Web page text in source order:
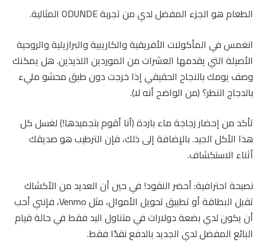
الطعام هو الجزء المفضل لدي من تجربة ODUNDE المثالية.
انغمس في المأكولات الأفريقية والكاريبية والبرازيلية والروحية
الأصيلة التي يقدمها العشرات من الموردين اللذيذين. هل يمكنك
وصف يومك بالنجاح الحقيقي إذا خرجت دون طبق محشو مليء
بالدجاج النطر؟ (من الواضح أنه لا).
تأكد من إحضار زجاجة ماء باردة (أنا أقوم بتجميدها!) لغسل كل
هذا الأكل الجيد. بالإضافة إلى ذلك، فإن الترطيب هو صديقك
أثناء الاستكشاف.
نصيحة احترافية: أحضر النقود! في حين أن العديد من الأكشاك
تقبل البطاقة أو تطبيق تحويل الأموال، مثل Venmo، فإنني أحب
أن يكون لدي بضعة دولارات في متناول اليد فقط في حالة قيام
البائع المفضل لدي الجديد بالدفع نقدًا فقط.